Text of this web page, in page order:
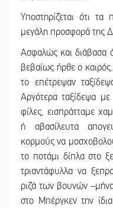
Υποστηρίζεται ότι
μεγάλη προσφορά της
Ασφαλώς και διάβασα
βεβαίως ήρθε ο
το επέτρεψαν
Αργότερα ταξίδεψα
φίλες, εισπράτταμε
ή αβασίλευτα
κορμούς να
το ποτάμι δίπλα στο
τριαντάφυλλα να
ριζά των βουνών
στο Μπέργκεν την